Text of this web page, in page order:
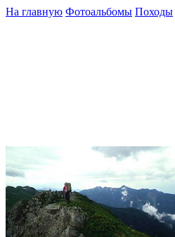
На главную Фотоальбомы Походы